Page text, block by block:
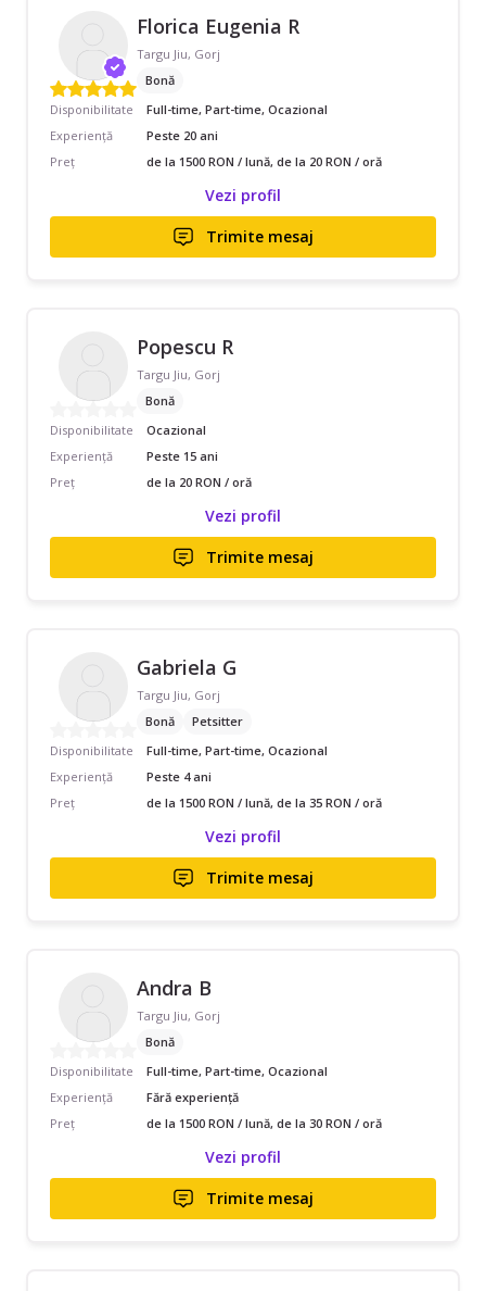
Florica Eugenia R
Targu Jiu, Gorj
Bonă
Disponibilitate
Full-time, Part-time, Ocazional
Experiență
Peste 20 ani
Preț
de la 1500 RON / lună, de la 20 RON / oră
Vezi profil
Trimite mesaj
Popescu R
Targu Jiu, Gorj
Bonă
Disponibilitate
Ocazional
Experiență
Peste 15 ani
Preț
de la 20 RON / oră
Vezi profil
Trimite mesaj
Gabriela G
Targu Jiu, Gorj
Bonă
Petsitter
Disponibilitate
Full-time, Part-time, Ocazional
Experiență
Peste 4 ani
Preț
de la 1500 RON / lună, de la 35 RON / oră
Vezi profil
Trimite mesaj
Andra B
Targu Jiu, Gorj
Bonă
Disponibilitate
Full-time, Part-time, Ocazional
Experiență
Fără experiență
Preț
de la 1500 RON / lună, de la 30 RON / oră
Vezi profil
Trimite mesaj